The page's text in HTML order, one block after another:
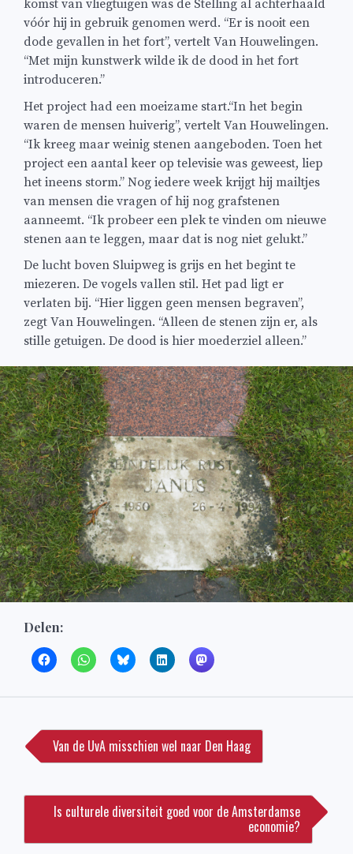
komst van vliegtuigen was de Stelling al achterhaald
vóór hij in gebruik genomen werd. ‘‘Er is nooit een
dode gevallen in het fort’’, vertelt Van Houwelingen.
‘‘Met mijn kunstwerk wilde ik de dood in het fort
introduceren.’’
Het project had een moeizame start.‘‘In het begin
waren de mensen huiverig’’, vertelt Van Houwelingen.
‘‘Ik kreeg maar weinig stenen aangeboden. Toen het
project een aantal keer op televisie was geweest, liep
het ineens storm.’’ Nog iedere week krijgt hij mailtjes
van mensen die vragen of hij nog grafstenen
aanneemt. ‘‘Ik probeer een plek te vinden om nieuwe
stenen aan te leggen, maar dat is nog niet gelukt.’’
De lucht boven Sluipweg is grijs en het begint te
miezeren. De vogels vallen stil. Het pad ligt er
verlaten bij. ‘‘Hier liggen geen mensen begraven’’,
zegt Van Houwelingen. ‘‘Alleen de stenen zijn er, als
stille getuigen. De dood is hier moederziel alleen.’’
Delen:
navigatie
Van de UvA misschien wel naar Den Haag
Is culturele diversiteit goed voor de Amsterdamse
economie?